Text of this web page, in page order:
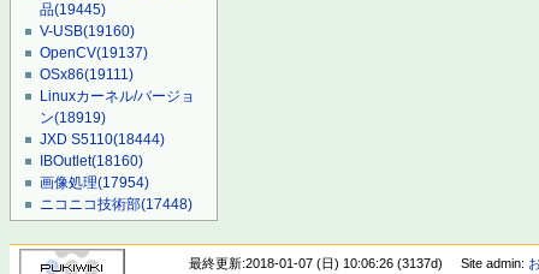
品(19445)
V-USB(19160)
OpenCV(19137)
OSx86(19111)
Linuxカーネル/バージョ
ン(18919)
JXD S5110(18444)
IBOutlet(18160)
画像処理(17954)
ニコニコ技術部(17448)
最終更新:2018-01-07 (日) 10:06:26 (3137d) Site admin: